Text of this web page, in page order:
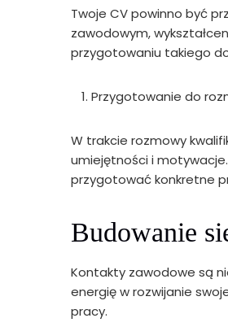
Twoje CV powinno być
zawodowym,
przygotowaniu takiego
Przygotowanie do
W trakcie rozmowy
umiejętności i
przygotować konkretne
Budowanie
Kontakty zawodowe są
energię w rozwijanie
pracy.